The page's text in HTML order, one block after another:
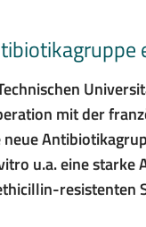
mit der
neue
u.a. eine starke
resistenten